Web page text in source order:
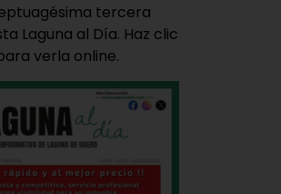
tercera
Laguna al Día. Haz clic
verla online.